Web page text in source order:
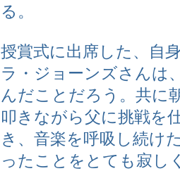
る。
授賞式に出席した、自
ラ・ジョーンズさんは
んだことだろう。共に
叩きながら父に挑戦を
き、音楽を呼吸し続け
ったことをとても寂し